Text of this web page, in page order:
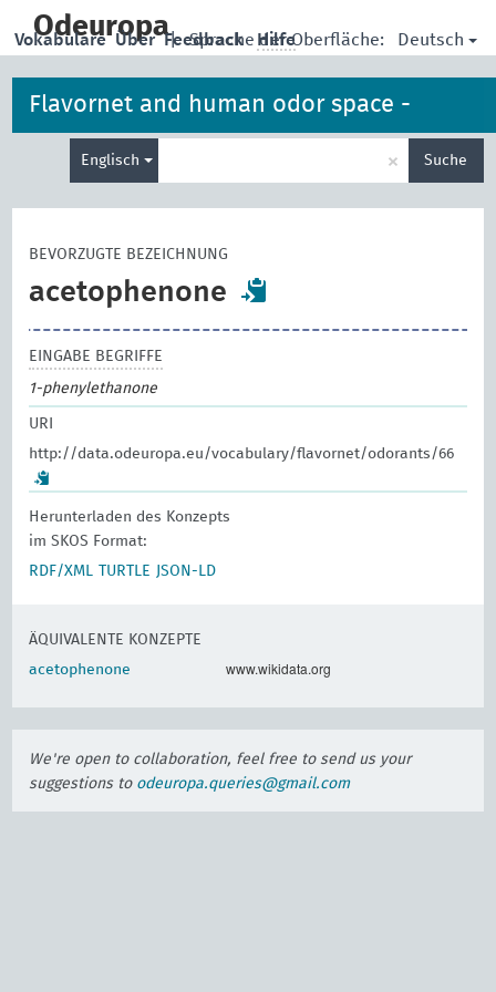
main
Odeuropa| Sprache der Oberfläche: Deutsch
Vokabulare Über Feedback Hilfe
Flavornet and human odor space -
odorants
Englisch × Suche
BEVORZUGTE BEZEICHNUNG
acetophenone
EINGABE BEGRIFFE
1-phenylethanone
URI
http://data.odeuropa.eu/vocabulary/flavornet/odorants/66
Herunterladen des Konzepts
im SKOS Format:
RDF/XML
TURTLE JSON-LD
ÄQUIVALENTE KONZEPTE
acetophenone
www.wikidata.org
We're open to collaboration, feel free to send us your
suggestions to odeuropa.queries@gmail.com